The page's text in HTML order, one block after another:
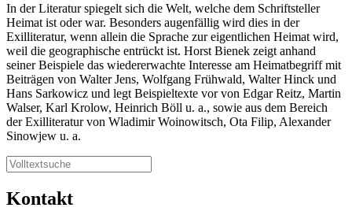
In der Literatur spiegelt sich die Welt, welche dem Schriftsteller
Heimat ist oder war. Besonders augenfällig wird dies in der
Exilliteratur, wenn allein die Sprache zur eigentlichen Heimat wird,
weil die geographische entrückt ist. Horst Bienek zeigt anhand
seiner Beispiele das wiedererwachte Interesse am Heimatbegriff mit
Beiträgen von Walter Jens, Wolfgang Frühwald, Walter Hinck und
Hans Sarkowicz und legt Beispieltexte vor von Edgar Reitz, Martin
Walser, Karl Krolow, Heinrich Böll u. a., sowie aus dem Bereich
der Exilliteratur von Wladimir Woinowitsch, Ota Filip, Alexander
Sinowjew u. a.
Kontakt